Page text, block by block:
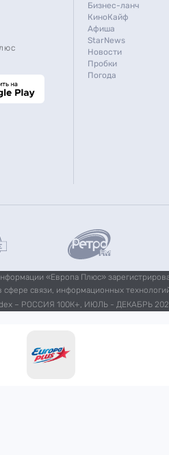
Бизнес-ланч
КиноКайф
Афиша
StarNews
Новости
Пробки
Погода
«Европа Плюс»
сфере связи, информационных
– РОССИЯ 100К+, ИЮЛЬ - ДЕКАБРЬ 2025